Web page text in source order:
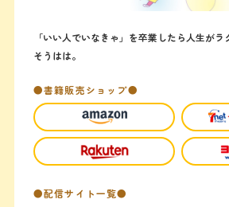
「いい人でいなきゃ」を卒業したら人生がラ
そうはは。
●書籍販売ショップ●
●配信サイト一覧●